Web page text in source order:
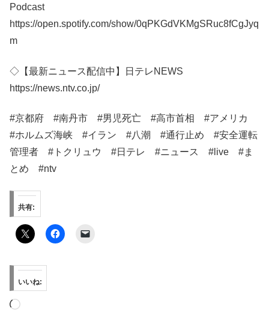
Podcast
https://open.spotify.com/show/0qPKGdVKMgSRuc8fCgJyq
m
◇【最新ニュース配信中】日テレNEWS
https://news.ntv.co.jp/
#京都府 #南丹市 #男児死亡 #高市首相 #アメリカ
#ホルムズ海峡 #イラン #八潮 #通行止め #安全運転
管理者 #トクリュウ #日テレ​​ #ニュース​ #live #ま
とめ #ntv
共有:
いいね:
読